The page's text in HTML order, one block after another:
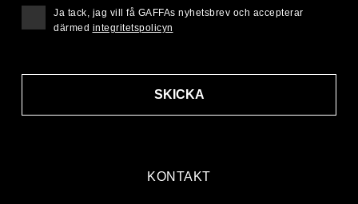
KONTAKT
SKICKA
Ja tack, jag vill få GAFFAs nyhetsbrev och accepterar
därmed integritetspolicyn